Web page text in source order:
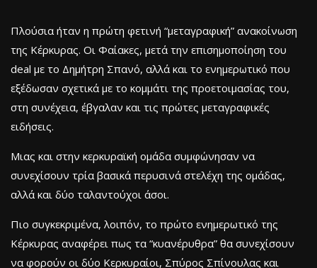
Πλούσια ήταν η πρώτη φετινή “μεταγραφική” ανακοίνωση
της Κέρκυρας. Οι Φαίακες, μετά την επισημοποίηση του
deal με το Δημήτρη Σπανό, αλλά και το ενημερωτικό που
εξέδωσαν σχετικά με το κομμάτι της προετοιμασίας του,
στη συνέχεια, έβγαλαν και τις πρώτες μεταγραφικές
ειδήσεις.
Μιας και στην κερκυραϊκή ομάδα συμφώνησαν να
συνεχίσουν τρία βασικά περυσινά στελέχη της ομάδας,
αλλά και δύο ταλαντούχοι άσοι.
Πιο συγκεκριμένα, λοιπόν, το πρώτο ενημερωτικό της
Κέρκυρας αναφέρει πως τα “κυανέρυθρα” θα συνεχίσουν
να φορούν οι δύο Κερκυραίοι, Σπύρος Σπίνουλας και